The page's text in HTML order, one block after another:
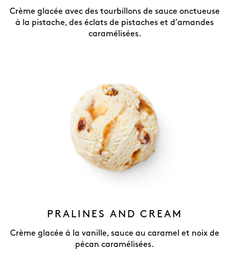
Crème glacée avec des tourbillons de sauce onctueuse
à la pistache, des éclats de pistaches et d’amandes
caramélisées.
PRALINES AND CREAM
Crème glacée à la vanille, sauce au caramel et noix de
pécan caramélisées.